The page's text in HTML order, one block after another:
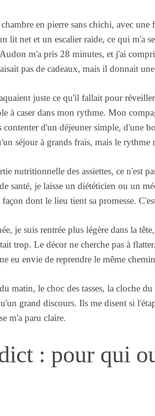
en pierre sans chichi, avec
lit net et un escalier raide, ce qui m'a
m'a pris 28 minutes, et j'ai
pas de cadeaux, mais il donnait
juste ce qu'il fallait pour
à caser dans mon rythme. Mon
d'un déjeuner simple, d'une
séjour à grands frais, mais le rythme
nutritionnelle des assiettes, ce n'est
santé, je laisse un diététicien ou un
dont le lieu tient sa promesse.
je suis rentrée plus légère dans la
trop. Le décor ne cherche pas à
eu envie de reprendre le même
matin, le choc des tasses, la cloche
grand discours. Ils me disent si
m'a paru claire.
: pour qui